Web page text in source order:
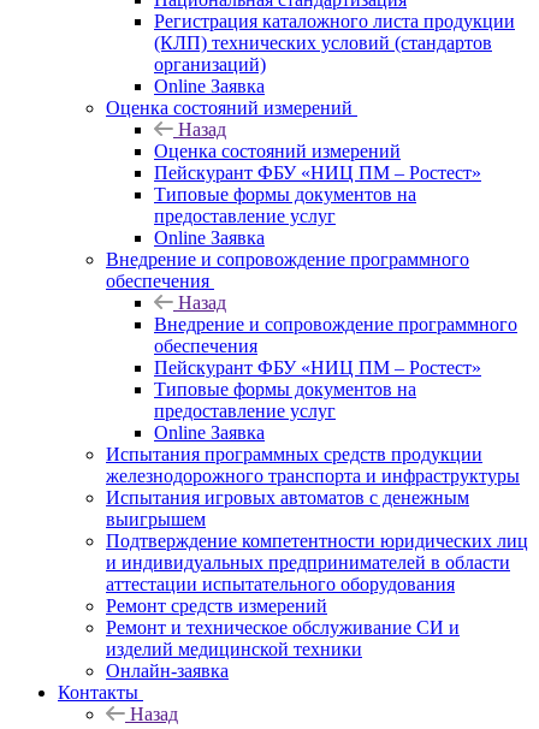
Регистрация каталожного листа продукции
(КЛП) технических условий (стандартов
организаций)
Online Заявка
Оценка состояний измерений
Назад
Оценка состояний измерений
Пейскурант ФБУ «НИЦ ПМ – Ростест»
Типовые формы документов на
предоставление услуг
Online Заявка
Внедрение и сопровождение программного
обеспечения
Назад
Внедрение и сопровождение программного
обеспечения
Пейскурант ФБУ «НИЦ ПМ – Ростест»
Типовые формы документов на
предоставление услуг
Online Заявка
Испытания программных средств продукции
железнодорожного транспорта и инфраструктуры
Испытания игровых автоматов с денежным
выигрышем
Подтверждение компетентности юридических лиц
и индивидуальных предпринимателей в области
аттестации испытательного оборудования
Ремонт средств измерений
Ремонт и техническое обслуживание СИ и
изделий медицинской техники
Онлайн-заявка
Контакты
Назад